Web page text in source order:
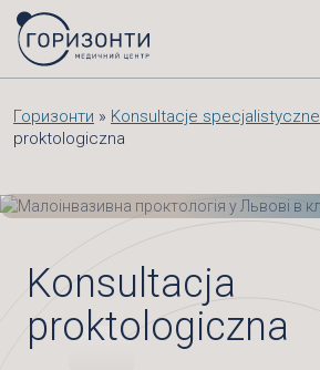
Горизонти » Konsultacje specjalistyczne
proktologiczna
Konsultacja
proktologiczna